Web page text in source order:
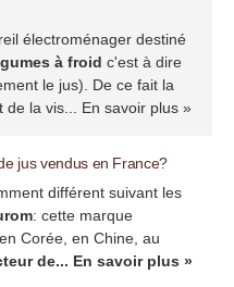
électroménager destiné
à froid c'est à dire
le jus). De ce fait la
la vis... En savoir plus »
jus vendus en France?
différent suivant les
: cette marque
Corée, en Chine, au
de... En savoir plus »